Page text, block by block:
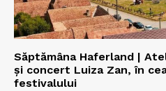
Săptămâna Haferland |
şi concert Luiza Zan, în
festivalului